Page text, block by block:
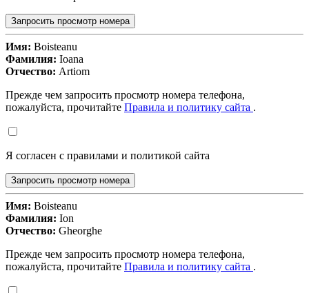
Запросить просмотр номера
Имя: Boisteanu
Фамилия: Ioana
Отчество: Artiom
Прежде чем запросить просмотр номера телефона,
пожалуйста, прочитайте Правила и политику сайта .
Я согласен с правилами и политикой сайта
Запросить просмотр номера
Имя: Boisteanu
Фамилия: Ion
Отчество: Gheorghe
Прежде чем запросить просмотр номера телефона,
пожалуйста, прочитайте Правила и политику сайта .